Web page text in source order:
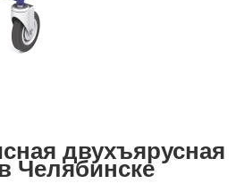
двухъярусная
Челябинске